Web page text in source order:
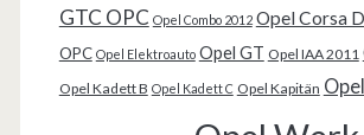
GTC OPC Opel Combo 2012 Opel Corsa D
OPC Opel Elektroauto Opel GT Opel IAA 2011
Opel Kadett B Opel Kadett C Opel Kapitän